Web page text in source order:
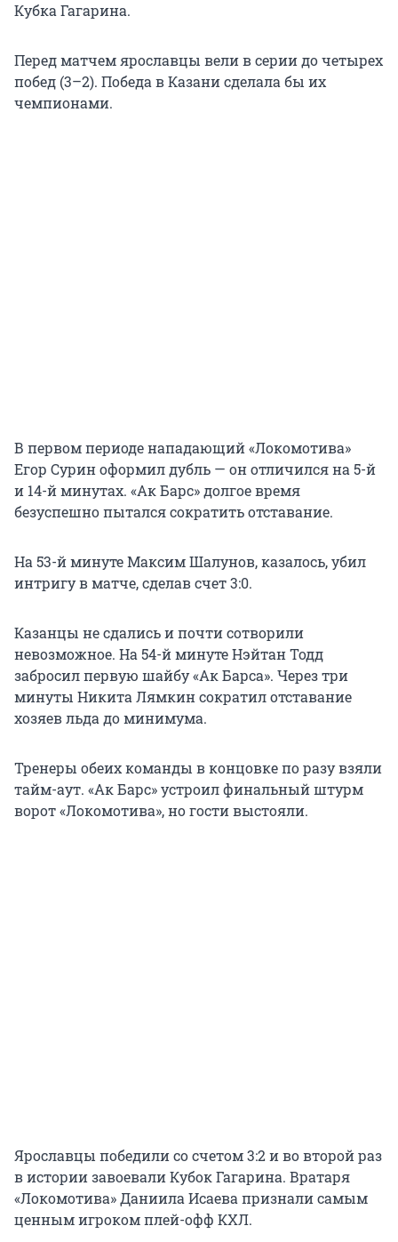
Кубка Гагарина.
Перед матчем ярославцы вели в серии до четырех
побед (3–2). Победа в Казани сделала бы их
чемпионами.
В первом периоде нападающий «Локомотива»
Егор Сурин оформил дубль — он отличился на 5-й
и 14-й минутах. «Ак Барс» долгое время
безуспешно пытался сократить отставание.
На 53-й минуте Максим Шалунов, казалось, убил
интригу в матче, сделав счет 3:0.
Казанцы не сдались и почти сотворили
невозможное. На 54-й минуте Нэйтан Тодд
забросил первую шайбу «Ак Барса». Через три
минуты Никита Лямкин сократил отставание
хозяев льда до минимума.
Тренеры обеих команды в концовке по разу взяли
тайм-аут. «Ак Барс» устроил финальный штурм
ворот «Локомотива», но гости выстояли.
Ярославцы победили со счетом 3:2 и во второй раз
в истории завоевали Кубок Гагарина. Вратаря
«Локомотива» Даниила Исаева признали самым
ценным игроком плей-офф КХЛ.